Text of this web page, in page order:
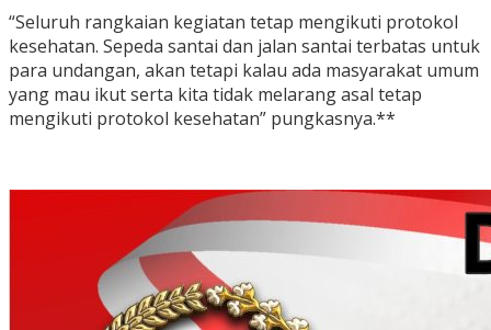
“Seluruh rangkaian kegiatan tetap mengikuti protokol
kesehatan. Sepeda santai dan jalan santai terbatas untuk
para undangan, akan tetapi kalau ada masyarakat umum
yang mau ikut serta kita tidak melarang asal tetap
mengikuti protokol kesehatan” pungkasnya.**